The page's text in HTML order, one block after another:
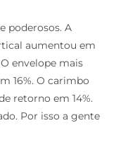
poderosos. A
aumentou em
envelope mais
16%. O carimbo
retorno em 14%.
Por isso a gente